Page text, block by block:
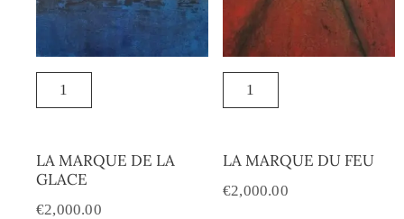
LA MARQUE DE LA
GLACE
€2,000.00
LA MARQUE DU FEU
€2,000.00